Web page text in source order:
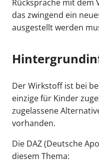
Rücksprache mit
das zwingend ein
ausgestellt werden
Der Wirkstoff ist bei
einzige für Kinder
zugelassene
vorhanden.
Die DAZ (Deutsche
diesem Thema: